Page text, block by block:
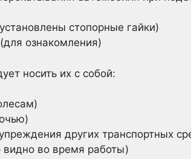
стопорные гайки)
ознакомления)
носить их с собой:
других транспортных
во время работы)